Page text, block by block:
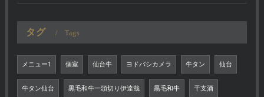
タグ Tags
メニュー1 個室 仙台牛 ヨドバシカメラ 牛タン 仙台
牛タン仙台 黒毛和牛一頭切り伊達哉 黒毛和牛 干支酒